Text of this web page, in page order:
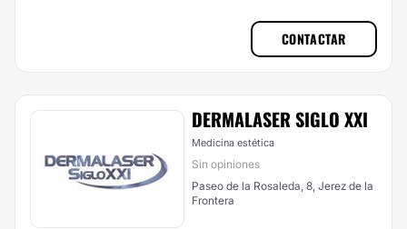
CONTACTAR
DERMALASER SIGLO XXI
Medicina estética
Sin opiniones
Paseo de la Rosaleda, 8, Jerez de la
Frontera